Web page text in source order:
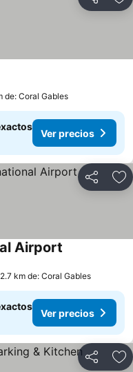
Compartir
de: Coral Gables
Ver precios
Compartir
Airport
km de: Coral Gables
Ver precios
Compartir